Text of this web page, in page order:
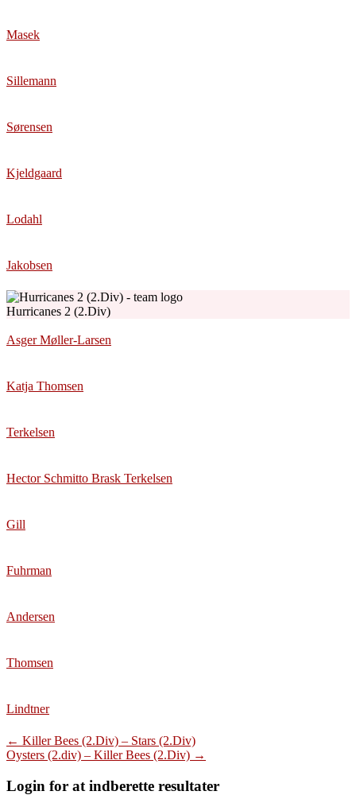
Masek
Sillemann
Sørensen
Kjeldgaard
Lodahl
Jakobsen
Hurricanes 2 (2.Div)
Asger Møller-Larsen
Katja Thomsen
Terkelsen
Hector Schmitto Brask Terkelsen
Gill
Fuhrman
Andersen
Thomsen
Lindtner
Post
navigation
← Killer Bees (2.Div) – Stars (2.Div)
Oysters (2.div) – Killer Bees (2.Div) →
Login for at indberette resultater